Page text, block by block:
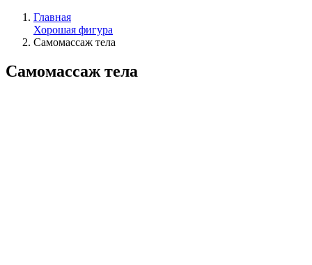
Главная
Хорошая фигура
Самомассаж тела
Самомассаж тела